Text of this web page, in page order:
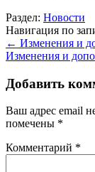
Раздел: Новости
Навигация по
← Изменения и
Изменения и
Добавить
Ваш адрес email
помечены *
Комментарий *